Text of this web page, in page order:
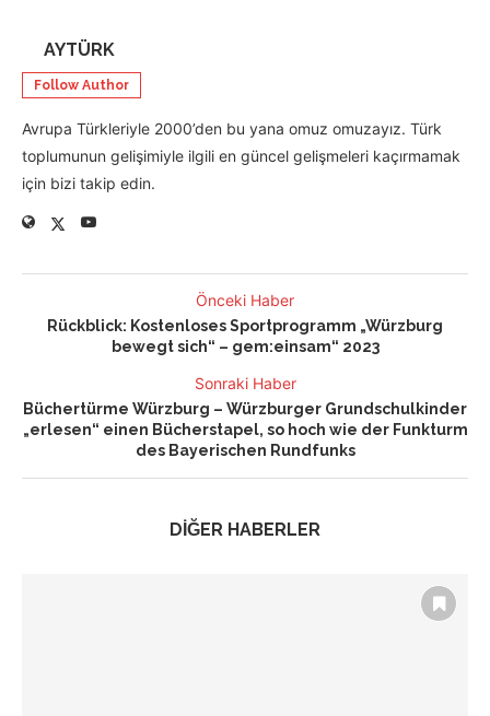
AYTÜRK
Follow Author
Avrupa Türkleriyle 2000’den bu yana omuz omuzayız. Türk
toplumunun gelişimiyle ilgili en güncel gelişmeleri kaçırmamak
için bizi takip edin.
Önceki Haber
Rückblick: Kostenloses Sportprogramm „Würzburg
bewegt sich“ – gem:einsam“ 2023
Sonraki Haber
Büchertürme Würzburg – Würzburger Grundschulkinder
„erlesen“ einen Bücherstapel, so hoch wie der Funkturm
des Bayerischen Rundfunks
DİĞER HABERLER